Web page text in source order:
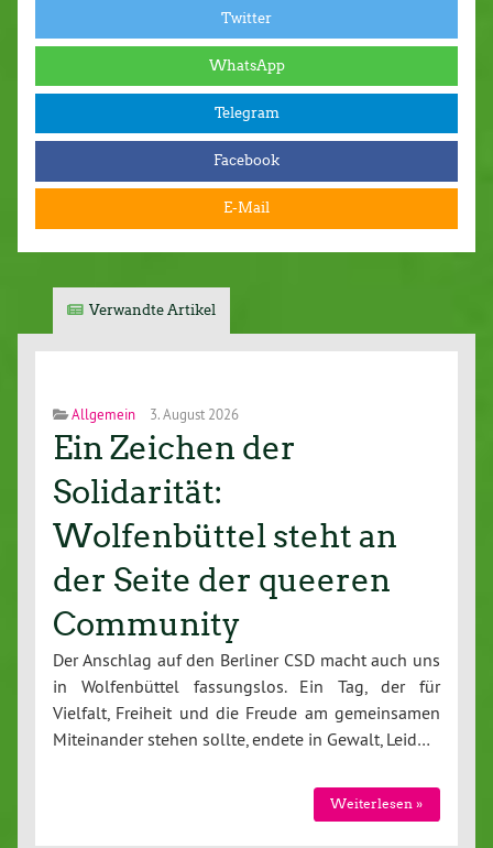
Twitter
WhatsApp
Telegram
Facebook
E-Mail
Verwandte Artikel
Allgemein 3. August 2026
Ein Zeichen der
Solidarität:
Wolfenbüttel steht an
der Seite der queeren
Community
Der Anschlag auf den Berliner CSD macht auch uns
in Wolfenbüttel fassungslos. Ein Tag, der für
Vielfalt, Freiheit und die Freude am gemeinsamen
Miteinander stehen sollte, endete in Gewalt, Leid…
Weiterlesen »